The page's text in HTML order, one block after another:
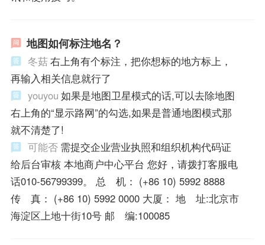
地图如何标注地名？
冬菇右上角有个标注，把你想标的地方标上，
再输入相关信息就行了
youyou 如果是地图卫星模式的话,可以去除地图
右上角的“显示路网”的勾选,如果是普通地图模式那
就不清楚了!
可能否 需提交企业营业执照和组织机构代码证
给后台审核 本地商户中心平台 您好，请拨打客服电
话010-56799399。 总 机： (+86 10) 5992 8888
传 真： (+86 10) 5992 0000 大厦： 地 址:北京市
海淀区上地十街10号 邮 编:100085